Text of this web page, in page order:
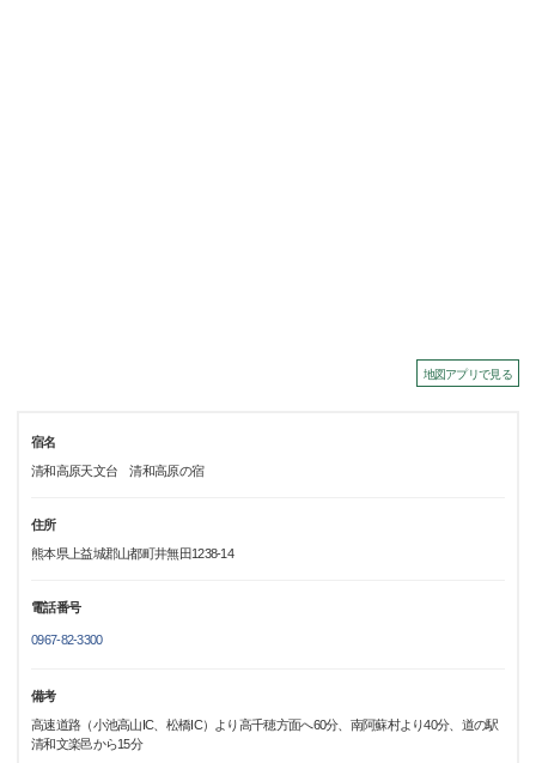
地図アプリで見る
宿名
清和高原天文台 清和高原の宿
住所
熊本県上益城郡山都町井無田1238-14
電話番号
0967-82-3300
備考
高速道路（小池高山IC、松橋IC）より高千穂方面へ60分、南阿蘇村より40分、道の駅
清和文楽邑から15分